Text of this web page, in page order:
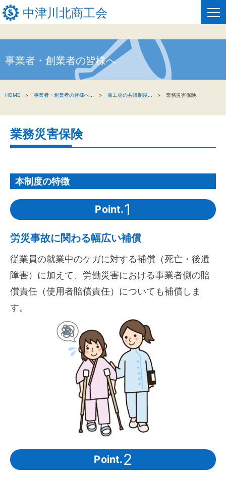
中津川北商工会
HOME
お問い合わせ
標準 拡大
黄
事業者・創業者の皆様へ
HOME 事業者・創業者の皆様へ 商工会の共済制度 業務災害保険.
業務災害保険
本制度の特徴
Point.1
労災事故に関わる幅広い補償
従業員の就業中のケガに対する補償（死亡・後遺
障害）に加えて、労働災害における事業者側の賠
償責任（使用者賠償責任）についても補償しま
す。
Point.2